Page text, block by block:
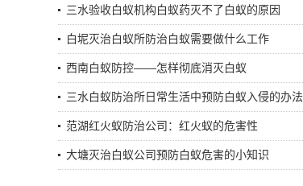
三水验收白蚁机构白蚁药灭不了白蚁的原因
白坭灭治白蚁所防治白蚁需要做什么工作
西南白蚁防控——怎样彻底消灭白蚁
三水白蚁防治所日常生活中预防白蚁入侵的办法
范湖红火蚁防治公司：红火蚁的危害性
大塘灭治白蚁公司预防白蚁危害的小知识